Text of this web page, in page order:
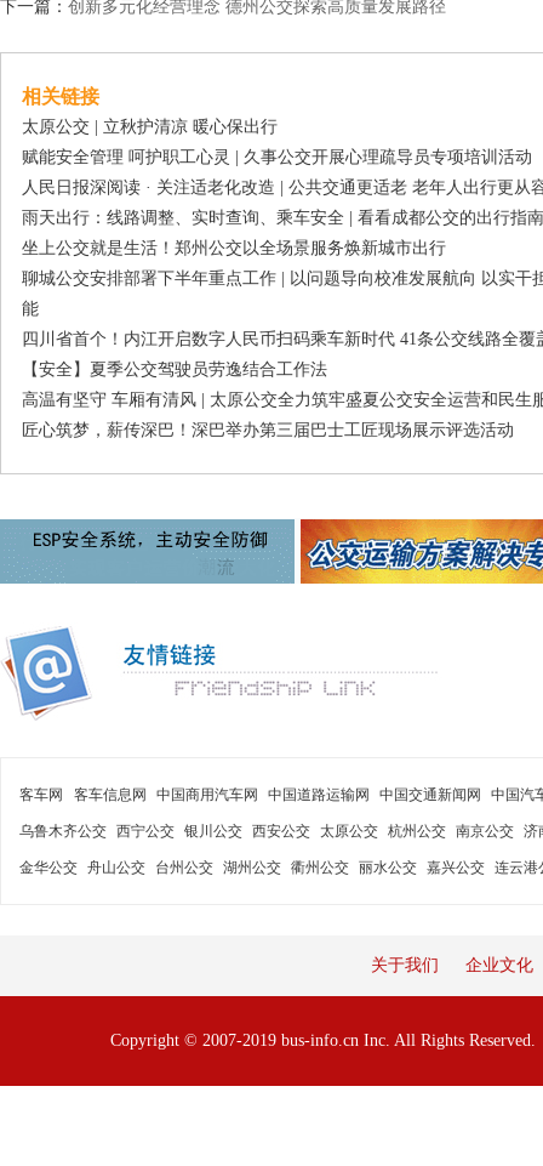
下一篇： 创新多元化经营理念 德州公交探索高质量发展路径
相关链接
太原公交 | 立秋护清凉 暖心保出行
赋能安全管理 呵护职工心灵 | 久事公交开展心理疏导员专项培训活动
人民日报深阅读 · 关注适老化改造 | 公共交通更适老 老年人出行更从
雨天出行：线路调整、实时查询、乘车安全 | 看看成都公交的出行指
坐上公交就是生活！郑州公交以全场景服务焕新城市出行
聊城公交安排部署下半年重点工作 | 以问题导向校准发展航向 以实干
能
四川省首个！内江开启数字人民币扫码乘车新时代 41条公交线路全覆
【安全】夏季公交驾驶员劳逸结合工作法
高温有坚守 车厢有清风 | 太原公交全力筑牢盛夏公交安全运营和民生
匠心筑梦，薪传深巴！深巴举办第三届巴士工匠现场展示评选活动
客车网 客车信息网 中国商用汽车网 中国道路运输网 中国交通新闻网 中国汽
乌鲁木齐公交 西宁公交 银川公交 西安公交 太原公交 杭州公交 南京公交 济
金华公交 舟山公交 台州公交 湖州公交 衢州公交 丽水公交 嘉兴公交 连云港
关于我们 企业文化
Copyright © 2007-2019 bus-info.cn Inc. All Rights